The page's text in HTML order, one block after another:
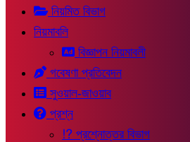
নিয়মিত বিভাগ
নিয়মাবলি
বিজ্ঞাপন নিয়মাবলী
গবেষণা প্রতিবেদন
সুওয়াল-জাওয়াব
প্রশ্ন
⁉ প্রশ্নোত্তর বিভাগ